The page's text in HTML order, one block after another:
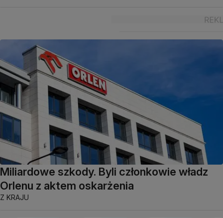
Miliardowe szkody. Byli członkowie władz
Orlenu z aktem oskarżenia
Z KRAJU